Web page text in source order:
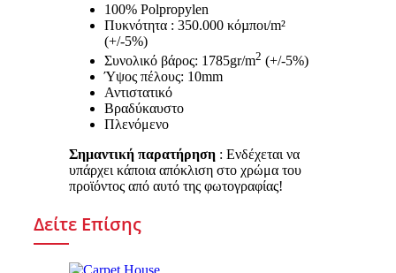
100% Polpropylen
Πυκνότητα : 350.000 κόµποι/m²
(+/-5%)
Συνολικό βάρος: 1785gr/m2 (+/-5%)
Ύψος πέλους: 10mm
Αντιστατικό
Βραδύκαυστο
Πλενόμενο
Σημαντική παρατήρηση: Ενδέχεται να
υπάρχει κάποια απόκλιση στο χρώμα του
προϊόντος από αυτό της φωτογραφίας!
Δείτε Επίσης